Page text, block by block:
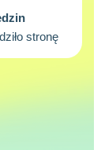
stronę